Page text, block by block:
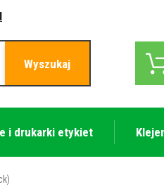
Wyszukaj
i drukarki etykiet